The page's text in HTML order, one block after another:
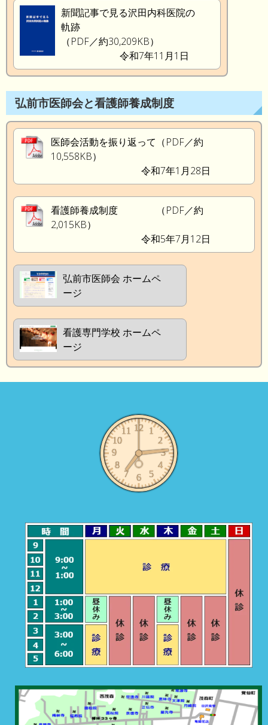
新聞記事で見る沢田内科医院の
軌跡
（PDF／約30,209KB）
令和7年11月1日
弘前市医師会と看護師養成制度
医師会活動を振り返って（PDF／約
10,558KB）
令和7年1月28日
看護師養成制度 （PDF／約
2,015KB）
令和5年7月12日
弘前市医師会 ホームペ
ージ
看護専門学校 ホームペ
ージ